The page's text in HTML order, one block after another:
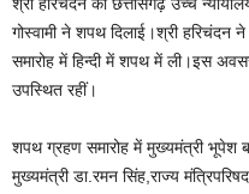
श्री हरिचंदन को छत्तीसगढ़ उच्च
गोस्वामी ने शपथ दिलाई।श्री हरिचंदन
समारोह में हिन्दी में शपथ में ली।इस
उपस्थित रहीं।
शपथ ग्रहण समारोह में मुख्यमंत्री भूपेश
मुख्यमंत्री डा.रमन सिंह,राज्य